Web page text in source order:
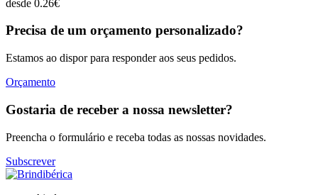
desde 0.26€
Precisa de um orçamento personalizado?
Estamos ao dispor para responder aos seus pedidos.
Orçamento
Gostaria de receber a nossa newsletter?
Preencha o formulário e receba todas as nossas novidades.
Subscrever